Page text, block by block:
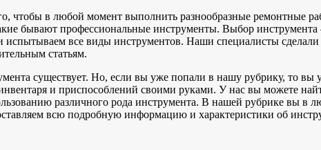
чтобы в любой момент выполнить разнообразные ремонтные
бывают профессиональные инструменты. Выбор инструмента
все виды инструментов. Наши специалисты
статьям.
существует. Но, если вы уже попали в нашу рубрику, то вы
и приспособлений своими руками. У нас вы можете
различного рода инструмента. В нашей рубрике вы в
всю подробную информацию и характеристики об